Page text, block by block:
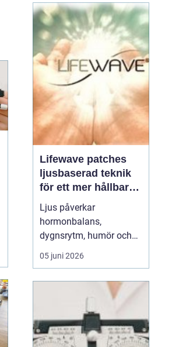
hur fungerar dessa
krämer egentligen, vad
innehåller de och när
passar de b&...
Lifewave patches
ljusbaserad teknik
för ett mer hållbart
välbefinnande
Ljus påverkar
hormonbalans,
dygnsrytm, humör och
återhämtning. Under
senare år har en ny typ
gränslandet mellan
egen biologi:Lifewave
patches. De är små
05 juni 2026